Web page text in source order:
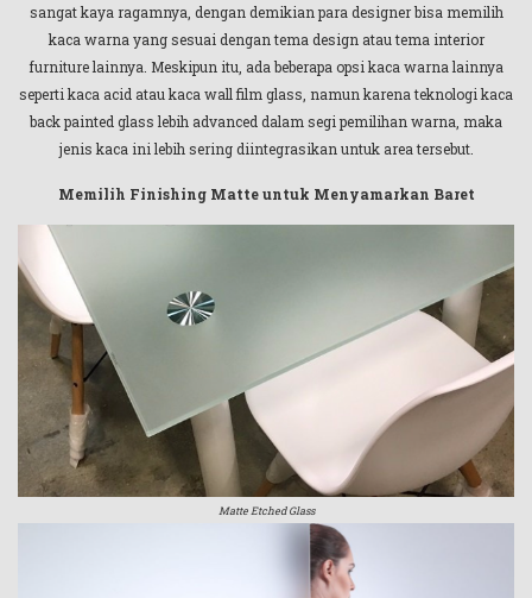
sangat kaya ragamnya, dengan demikian para designer bisa memilih
kaca warna yang sesuai dengan tema design atau tema interior
furniture lainnya. Meskipun itu, ada beberapa opsi kaca warna lainnya
seperti kaca acid atau kaca wall film glass, namun karena teknologi kaca
back painted glass lebih advanced dalam segi pemilihan warna, maka
jenis kaca ini lebih sering diintegrasikan untuk area tersebut.
Memilih Finishing Matte untuk Menyamarkan Baret
Matte Etched Glass